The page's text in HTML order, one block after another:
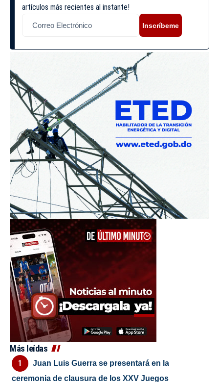
artículos más recientes al instante!
Inscríbeme
Más leídas
Juan Luis Guerra se presentará en la
ceremonia de clausura de los XXV Juegos